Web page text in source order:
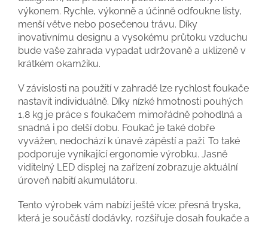
výkonem. Rychle, výkonně a účinně odfoukne listy,
menší větve nebo posečenou trávu. Díky
inovativnímu designu a vysokému průtoku vzduchu
bude vaše zahrada vypadat udržovaně a uklizeně v
krátkém okamžiku.
V závislosti na použití v zahradě lze rychlost foukače
nastavit individuálně. Díky nízké hmotnosti pouhých
1,8 kg je práce s foukačem mimořádně pohodlná a
snadná i po delší dobu. Foukač je také dobře
vyvážen, nedochází k únavě zápěstí a paží. To také
podporuje vynikající ergonomie výrobku. Jasně
viditelný LED displej na zařízení zobrazuje aktuální
úroveň nabití akumulátoru.
Tento výrobek vám nabízí ještě více: přesná tryska,
která je součástí dodávky, rozšiřuje dosah foukače a